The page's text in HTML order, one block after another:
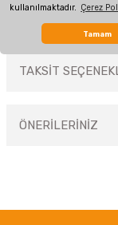
kullanılmaktadır. Çerez
Tamam
MÜŞTERİ
TAKSİT
ÖNERİLERİNİZ
Görüş ve önerileriniz